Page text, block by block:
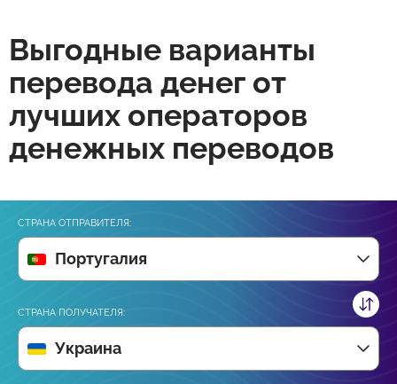
Выгодные варианты
перевода денег от
лучших операторов
денежных переводов
СТРАНА ОТПРАВИТЕЛЯ:
Португалия
СТРАНА ПОЛУЧАТЕЛЯ:
Украина